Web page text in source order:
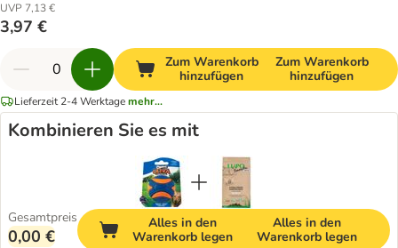
UVP 7,13 €
3,97 €
Zum Warenkorb
hinzufügen
Zum Warenkorb
hinzufügen
Lieferzeit 2-4 Werktagemehr...
Kombinieren Sie es mit
Gesamtpreis
0,00 €
Alles in den
Warenkorb legen
Alles in den
Warenkorb legen